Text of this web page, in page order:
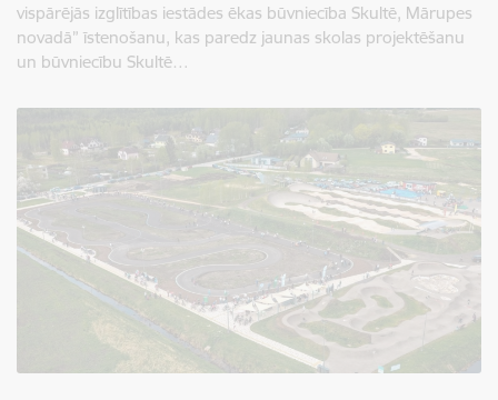
vispārējās izglītības iestādes ēkas būvniecība Skultē, Mārupes
novadā” īstenošanu, kas paredz jaunas skolas projektēšanu
un būvniecību Skultē…